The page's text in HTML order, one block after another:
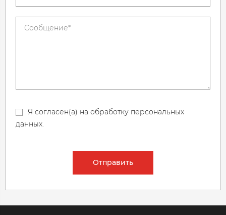
Я согласен(а) на обработку персональных
данных.
Отправить